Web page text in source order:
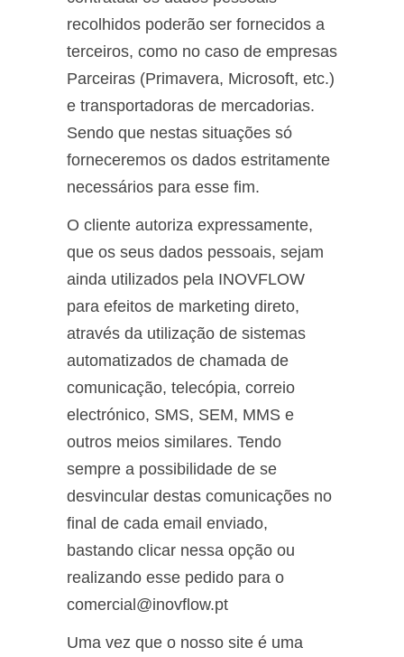
recolhidos poderão ser fornecidos a
terceiros, como no caso de empresas
Parceiras (Primavera, Microsoft, etc.)
e transportadoras de mercadorias.
Sendo que nestas situações só
forneceremos os dados estritamente
necessários para esse fim.
O cliente autoriza expressamente,
que os seus dados pessoais, sejam
ainda utilizados pela INOVFLOW
para efeitos de marketing direto,
através da utilização de sistemas
automatizados de chamada de
comunicação, telecópia, correio
electrónico, SMS, SEM, MMS e
outros meios similares. Tendo
sempre a possibilidade de se
desvincular destas comunicações no
final de cada email enviado,
bastando clicar nessa opção ou
realizando esse pedido para o
comercial@inovflow.pt
Uma vez que o nosso site é uma